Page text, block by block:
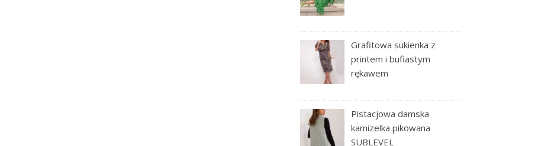
Grafitowa sukienka z
printem i bufiastym
rękawem
Pistacjowa damska
kamizelka pikowana
SUBLEVEL